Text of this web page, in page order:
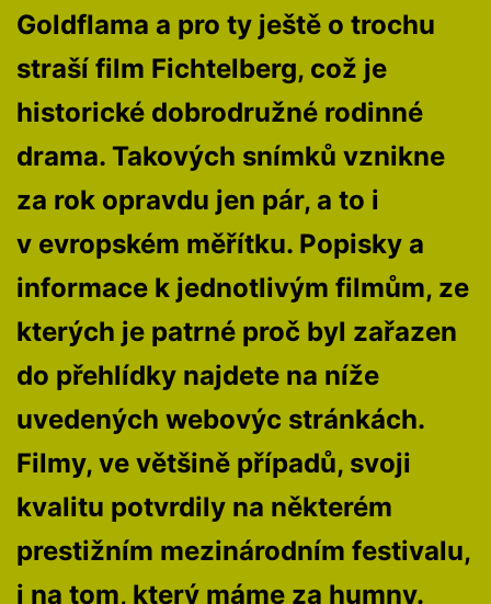
Goldflama a pro ty ještě o trochu
straší film Fichtelberg, což je
historické dobrodružné rodinné
drama. Takových snímků vznikne
za rok opravdu jen pár, a to i
v evropském měřítku. Popisky a
informace k jednotlivým filmům, ze
kterých je patrné proč byl zařazen
do přehlídky najdete na níže
uvedených webovýc stránkách.
Filmy, ve většině případů, svoji
kvalitu potvrdily na některém
prestižním mezinárodním festivalu,
i na tom, který máme za humny.